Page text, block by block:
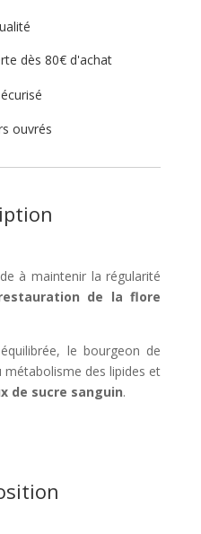
dès 80€ d'achat
ouvrés
à maintenir la régularité
de la flore
le bourgeon de
des lipides et
de sucre sanguin.